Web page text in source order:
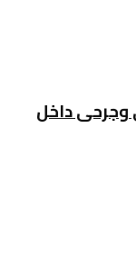
وجرحى داخل